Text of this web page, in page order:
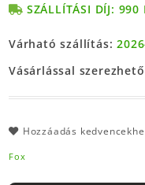
SZÁLLÍTÁSI DÍJ: 990
Várható szállítás:
Vásárlással
Hozzáadás
Fox